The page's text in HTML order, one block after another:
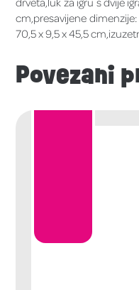
cm,presavijene
70,5 x 9,5 x 45,5
Povezani